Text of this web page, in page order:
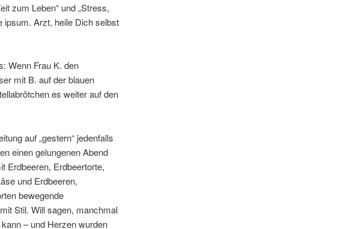
zum Leben“ und „Stress,
Arzt, heile Dich selbst
Wenn Frau K. den
mit B. auf der blauen
es weiter auf den
auf „gestern“ jedenfalls
einen gelungenen Abend
Erdbeeren, Erdbeertorte,
und Erdbeeren,
bewegende
Stil. Will sagen, manchmal
– und Herzen wurden